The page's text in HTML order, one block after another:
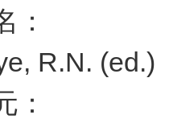
：
R.N. (ed.)
：